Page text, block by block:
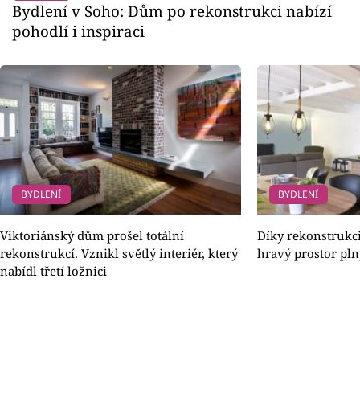
Bydlení v Soho: Dům po rekonstrukci nabízí
pohodlí i inspiraci
BYDLENÍ
Viktoriánský dům prošel totální
rekonstrukcí. Vznikl světlý interiér, který
nabídl třetí ložnici
BYDLENÍ
Díky
hravý prostor